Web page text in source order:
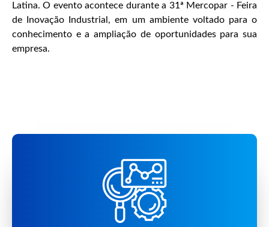
Latina. O evento acontece durante a 31ª Mercopar - Feira
de Inovação Industrial, em um ambiente voltado para o
conhecimento e a ampliação de oportunidades para sua
empresa.